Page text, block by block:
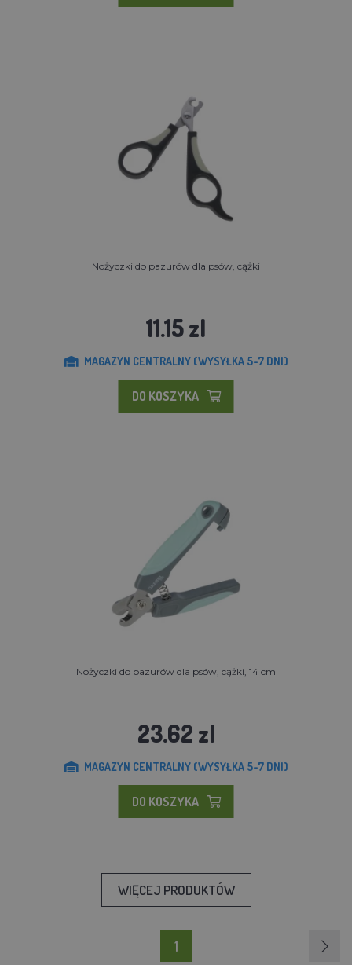
Nożyczki do pazurów dla psów, cążki
11.15 zl
MAGAZYN CENTRALNY (WYSYŁKA 5-7 DNI)
DO KOSZYKA
Nożyczki do pazurów dla psów, cążki, 14 cm
23.62 zl
MAGAZYN CENTRALNY (WYSYŁKA 5-7 DNI)
DO KOSZYKA
WIĘCEJ PRODUKTÓW
1